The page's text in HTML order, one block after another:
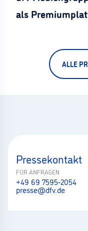
als
ALLE
Pressekontakt
FÜR ANFRAGEN
+49 69 7595-2054
presse@dfv.de